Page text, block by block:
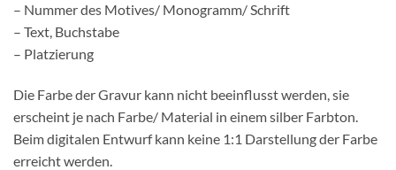
– Nummer des Motives/ Monogramm/ Schrift
– Text, Buchstabe
– Platzierung
Die Farbe der Gravur kann nicht beeinflusst werden, sie
erscheint je nach Farbe/ Material in einem silber Farbton.
Beim digitalen Entwurf kann keine 1:1 Darstellung der Farbe
erreicht werden.